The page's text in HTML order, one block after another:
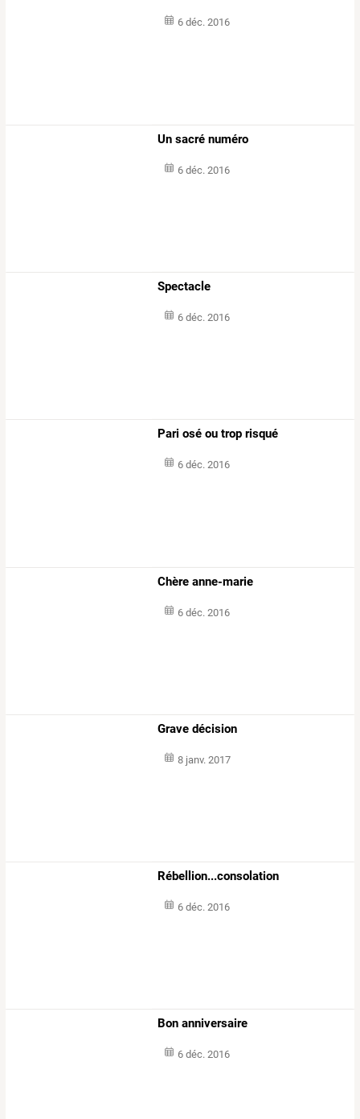
6 déc. 2016
Un sacré numéro
6 déc. 2016
Spectacle
6 déc. 2016
Pari osé ou trop risqué
6 déc. 2016
Chère anne-marie
6 déc. 2016
Grave décision
8 janv. 2017
Rébellion...consolation
6 déc. 2016
Bon anniversaire
6 déc. 2016